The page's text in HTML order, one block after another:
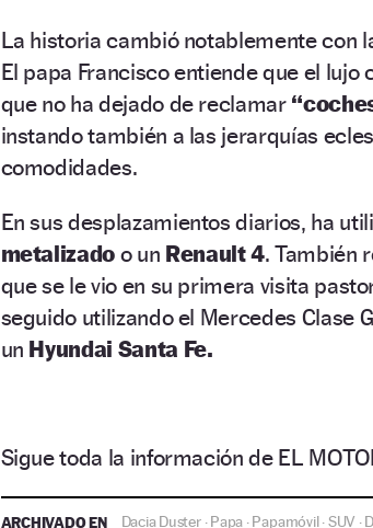
La historia cambió notablemente con
El papa Francisco entiende que el
que no ha dejado de reclamar
instando también a las jerarquías
comodidades.
En sus desplazamientos diarios, ha
metalizado o un Renault 4. También
que se le vio en su primera visita
seguido utilizando el Mercedes Clase
un Hyundai Santa Fe.
Sigue toda la información de EL
ARCHIVADO EN Dacia Duster·Papa ·Papamóvil·SUV ·